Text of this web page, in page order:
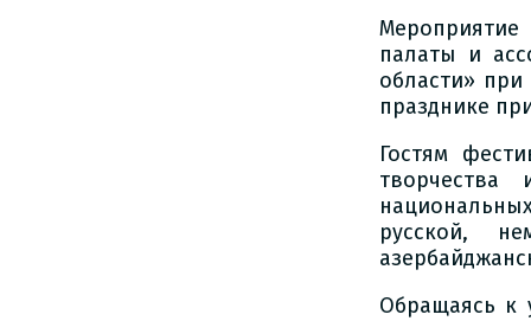
палаты и
области»
празднике
Гостям
творчества
русской,
Обращаясь к